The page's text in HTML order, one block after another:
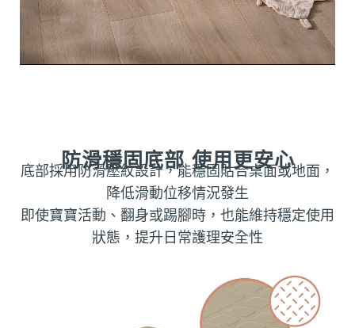
防滑穩固底部 使用更安心
底部採用防滑壓紋設計，能穩固貼合桌面或地面，
降低滑動位移情況發生
即使寶寶活動、翻身或踢腳時，也能維持穩定使用
狀態，提升日常護理安全性